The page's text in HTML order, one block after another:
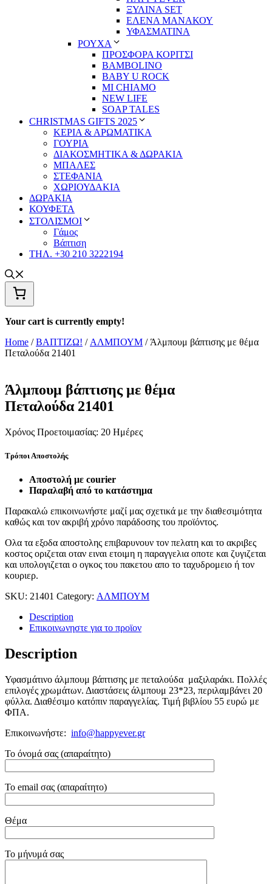
ΞΥΛΙΝΑ SET
ΕΛΕΝΑ ΜΑΝΑΚΟΥ
ΥΦΑΣΜΑΤΙΝΑ
ΡΟΥΧΑ
ΠΡΟΣΦΟΡΑ ΚΟΡΙΤΣΙ
BAMBOLINO
BABY U ROCK
MI CHIAMO
NEW LIFE
SOAP TALES
CHRISTMAS GIFTS 2025
ΚΕΡΙΑ & ΑΡΩΜΑΤΙΚΑ
ΓΟΥΡΙΑ
ΔΙΑΚΟΣΜΗΤΙΚΑ & ΔΩΡΑΚΙΑ
ΜΠΑΛΕΣ
ΣΤΕΦΑΝΙΑ
ΧΩΡΙΟΥΔΑΚΙΑ
ΔΩΡΑΚΙΑ
ΚΟΥΦΕΤΑ
ΣΤΟΛΙΣΜΟΙ
Γάμος
Βάπτιση
ΤΗΛ. +30 210 3222194
Your cart is currently empty!
Home /ΒΑΠΤΙΖΩ! / ΑΛΜΠΟΥΜ / Άλμπουμ βάπτισης με θέμα
Πεταλούδα 21401
Άλμπουμ βάπτισης με θέμα
Πεταλούδα 21401
Χρόνος Προετοιμασίας: 20 Ημέρες
Τρόποι Αποστολής
Αποστολή με courier
Παραλαβή από το κατάστημα
Παρακαλώ επικοινωνήστε μαζί μας σχετικά με την διαθεσιμότητα
καθώς και τον ακριβή χρόνο παράδοσης του προϊόντος.
Ολα τα εξοδα αποστολης επιβαρυνουν τον πελατη και το ακριβες
κοστος οριζεται οταν ειναι ετοιμη η παραγγελια οποτε και ζυγιζεται
και υπολογιζεται ο ογκος του πακετου απο το ταχυδρομειο ή τον
κουριερ.
SKU: 21401 Category: ΑΛΜΠΟΥΜ
Description
Επικοινωνηστε για το προϊoν
Description
Υφασμάτινο άλμπουμ βάπτισης με πεταλούδα μαξιλαράκι. Πολλές
επιλογές χρωμάτων. Διαστάσεις άλμπουμ 23*23, περιλαμβάνει 20
φύλλα. Διαθέσιμο κατόπιν παραγγελίας. Τιμή βιβλίου 55 ευρώ με
ΦΠΑ.
Επικοινωνήστε: info@happyever.gr
Το όνομά σας (απαραίτητο)
Το email σας (απαραίτητο)
Θέμα
Το μήνυμά σας